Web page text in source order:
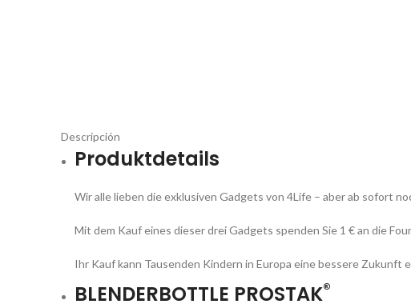
Descripción
Produktdetails
Wir alle lieben die exklusiven Gadgets von 4Life – aber ab sofort
Mit dem Kauf eines dieser drei Gadgets spenden Sie 1 € an die
Ihr Kauf kann Tausenden Kindern in Europa eine bessere Zukunft
BLENDERBOTTLE PROSTAK®